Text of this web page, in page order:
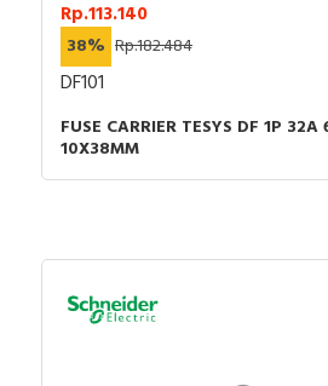
Rp.113.140
38% Rp.182.484
DF101
FUSE CARRIER TESYS DF 1P
10X38MM